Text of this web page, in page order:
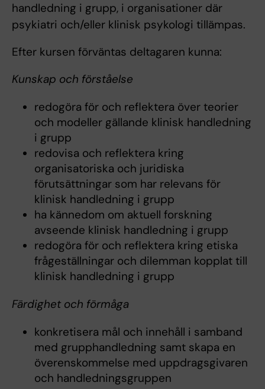
handledning i grupp, i organisationer där
psykiatri och/eller klinisk psykologi tillämpas.
Efter kursen förväntas deltagaren kunna:
Kunskap och förståelse
redogöra för och reflektera över teorier
och modeller gällande klinisk handledning
i grupp
redovisa och reflektera kring
organisatoriska och juridiska
förutsättningar som har relevans för
klinisk handledning i grupp
ha kännedom om aktuell forskning
avseende klinisk handledning i grupp
redogöra för och reflektera kring etiska
frågeställningar och dilemman kopplat till
klinisk handledning i grupp
Färdighet och förmåga
konkretisera mål och innehåll i samband
med grupphandledning samt skapa en
överenskommelse med uppdragsgivaren
och handledningsgruppen